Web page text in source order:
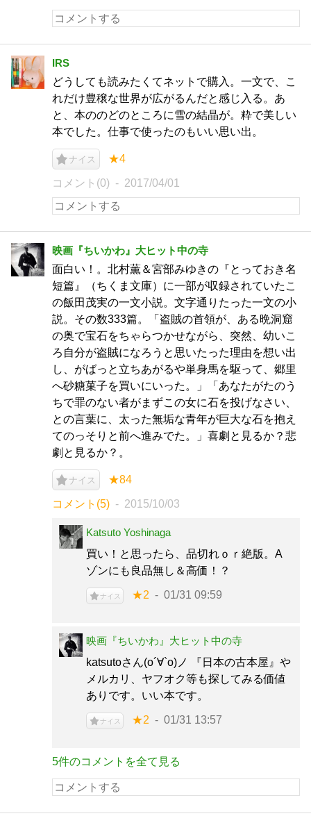
IRS
どうしても読みたくてネットで購入。一文で、こ
れだけ豊穣な世界が広がるんだと感じ入る。あ
と、本ののどのところに雪の結晶が。粋で美しい
本でした。仕事で使ったのもいい思い出。
ナイス ★4
コメント(0) 2017/04/01
映画『ちいかわ』大ヒット中の寺
面白い！。北村薫＆宮部みゆきの『とっておき名
短篇』（ちくま文庫）に一部が収録されていたこ
の飯田茂実の一文小説。文字通りたった一文の小
説。その数333篇。「盗賊の首領が、ある晩洞窟
の奥で宝石をちゃらつかせながら、突然、幼いこ
ろ自分が盗賊になろうと思いたった理由を想い出
し、がばっと立ちあがるや単身馬を駆って、郷里
へ砂糖菓子を買いにいった。」「あなたがたのう
ちで罪のない者がまずこの女に石を投げなさい、
との言葉に、太った無垢な青年が巨大な石を抱え
てのっそりと前へ進みでた。」喜劇と見るか？悲
劇と見るか？。
ナイス ★84
コメント(5) 2015/10/03
Katsuto Yoshinaga
買い！と思ったら、品切れｏｒ絶版。A
ゾンにも良品無し＆高価！？
ナイス ★2 01/31 09:59
映画『ちいかわ』大ヒット中の寺
katsutoさん(о´∀`о)ノ 『日本の古本屋』や
メルカリ、ヤフオク等も探してみる価値
ありです。いい本です。
ナイス ★2 01/31 13:57
5件のコメントを全て見る